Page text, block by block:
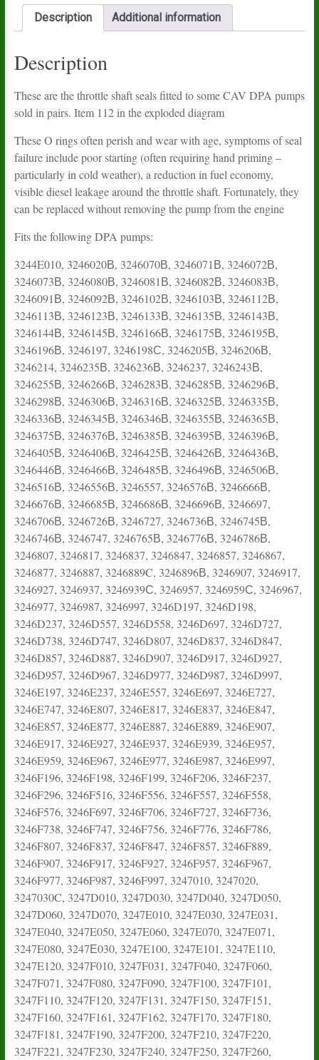
quantity
Description Additional information
Description
These are the throttle shaft seals fitted to some CAV DPA pumps
sold in pairs. Item 112 in the exploded diagram
These O rings often perish and wear with age, symptoms of seal
failure include poor starting (often requiring hand priming –
particularly in cold weather), a reduction in fuel economy,
visible diesel leakage around the throttle shaft. Fortunately, they
can be replaced without removing the pump from the engine
Fits the following DPA pumps:
3244E010, 3246020В, 3246070В, 3246071В, 3246072В,
3246073В, 3246080В, 3246081В, 3246082В, 3246083В,
3246091В, 3246092В, 3246102В, 3246103В, 3246112В,
3246113В, 3246123В, 3246133В, 3246135В, 3246143В,
3246144В, 3246145В, 3246166В, 3246175В, 3246195В,
3246196В, 3246197, 3246198С, 3246205В, 3246206В,
3246214, 3246235В, 3246236В, 3246237, 3246243В,
3246255В, 3246266В, 3246283В, 3246285В, 3246296В,
3246298В, 3246306В, 3246316В, 3246325В, 3246335В,
3246336В, 3246345В, 3246346В, 3246355В, 3246365В,
3246375В, 3246376В, 3246385В, 3246395В, 3246396В,
3246405В, 3246406В, 3246425В, 3246426В, 3246436В,
3246446В, 3246466В, 3246485В, 3246496В, 3246506В,
3246516В, 3246556В, 3246557, 3246576В, 3246666В,
3246676В, 3246685В, 3246686В, 3246696В, 3246697,
3246706В, 3246726В, 3246727, 3246736В, 3246745В,
3246746В, 3246747, 3246765В, 3246776В, 3246786В,
3246807, 3246817, 3246837, 3246847, 3246857, 3246867,
3246877, 3246887, 3246889C, 3246896В, 3246907, 3246917,
3246927, 3246937, 3246939С, 3246957, 3246959С, 3246967,
3246977, 3246987, 3246997, 3246D197, 3246D198,
3246D237, 3246D557, 3246D558, 3246D697, 3246D727,
3246D738, 3246D747, 3246D807, 3246D837, 3246D847,
3246D857, 3246D887, 3246D907, 3246D917, 3246D927,
3246D957, 3246D967, 3246D977, 3246D987, 3246D997,
3246E197, 3246E237, 3246E557, 3246E697, 3246E727,
3246E747, 3246E807, 3246E817, 3246E837, 3246E847,
3246E857, 3246E877, 3246E887, 3246E889, 3246E907,
3246E917, 3246E927, 3246E937, 3246E939, 3246E957,
3246E959, 3246E967, 3246E977, 3246E987, 3246E997,
3246F196, 3246F198, 3246F199, 3246F206, 3246F237,
3246F296, 3246F516, 3246F556, 3246F557, 3246F558,
3246F576, 3246F697, 3246F706, 3246F727, 3246F736,
3246F738, 3246F747, 3246F756, 3246F776, 3246F786,
3246F807, 3246F837, 3246F847, 3246F857, 3246F889,
3246F907, 3246F917, 3246F927, 3246F957, 3246F967,
3246F977, 3246F987, 3246F997, 3247010, 3247020,
3247030C, 3247D010, 3247D030, 3247D040, 3247D050,
3247D060, 3247D070, 3247E010, 3247E030, 3247E031,
3247E040, 3247E050, 3247E060, 3247E070, 3247E071,
3247E080, 3247Е030, 3247E100, 3247E101, 3247E110,
3247E120, 3247F010, 3247F031, 3247F040, 3247F060,
3247F071, 3247F080, 3247F090, 3247F100, 3247F101,
3247F110, 3247F120, 3247F131, 3247F150, 3247F151,
3247F160, 3247F161, 3247F162, 3247F170, 3247F180,
3247F181, 3247F190, 3247F200, 3247F210, 3247F220,
3247F221, 3247F230, 3247F240, 3247F250, 3247F260,